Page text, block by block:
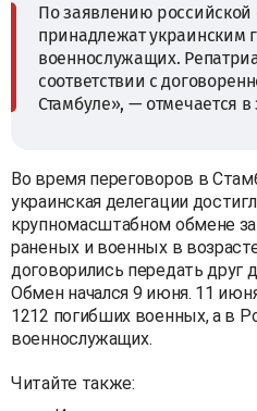
По заявлению российской
принадлежат украинским
военнослужащих.
соответствии с
Стамбуле», — отмечается
Во время переговоров в
украинская делегации
крупномасштабном обмене
раненых и военных в
договорились передать друг
Обмен начался 9 июня. 11
1212 погибших военных, а в
военнослужащих.
Читайте также: